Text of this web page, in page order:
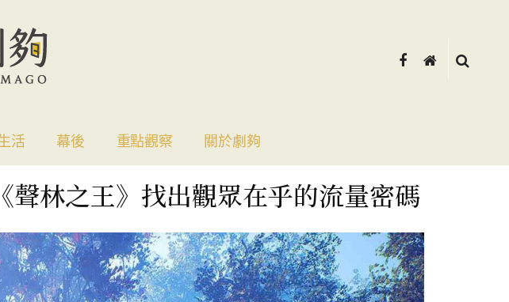
活 幕後 重點觀察 關於劇夠
林之王》找出觀眾在乎的流量密碼